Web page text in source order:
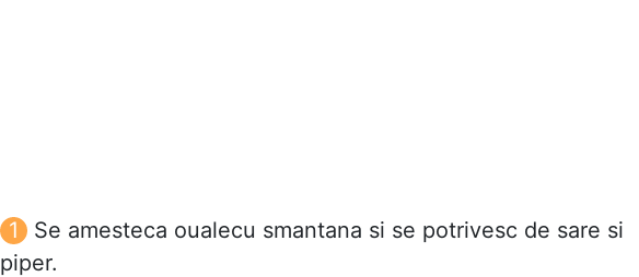
Se amesteca oualecu smantana si se potrivesc de sare si
piper.